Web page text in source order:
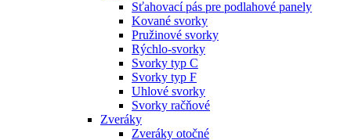
Sťahovací pás pre podlahové panely
Kované svorky
Pružinové svorky
Rýchlo-svorky
Svorky typ C
Svorky typ F
Uhlové svorky
Svorky račňové
Zveráky
Zveráky otočné